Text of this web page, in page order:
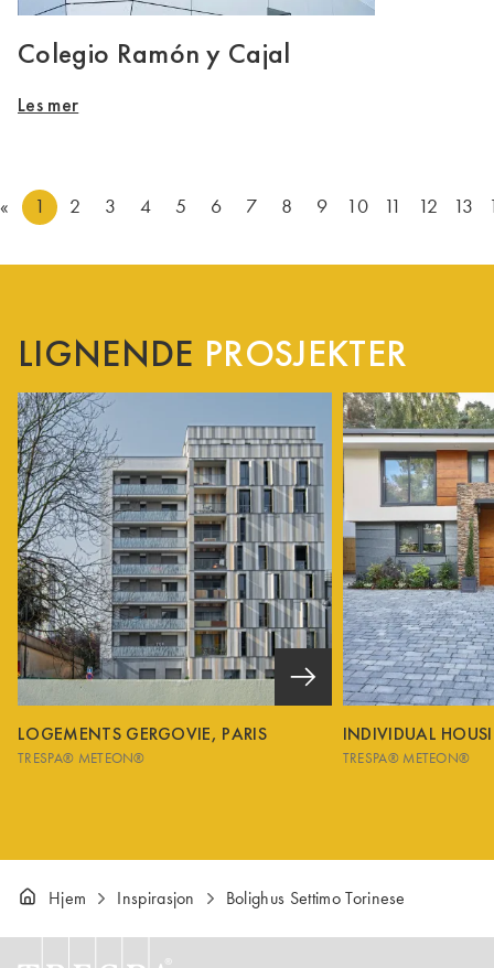
Colegio Ramón y Cajal
Les mer
« 1 2 3 4 5 6 7 8 9 10 11 12 13
LIGNENDE PROSJEKTER
LOGEMENTS GERGOVIE, PARIS
TRESPA® METEON®
INDIVIDUAL
TRESPA® METEON®
Hjem Inspirasjon Bolighus Settimo Torinese